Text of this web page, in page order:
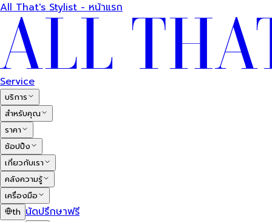
All That's Stylist - หน้าแรก
Service
บริการ
สำหรับคุณ
ราคา
ช้อปปิ้ง
เกี่ยวกับเรา
คลังความรู้
เครื่องมือ
th นัดปรึกษาฟรี